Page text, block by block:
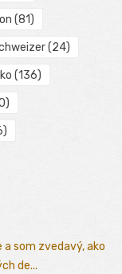
(81)
(24)
(136)
som zvedavý, ako
de...